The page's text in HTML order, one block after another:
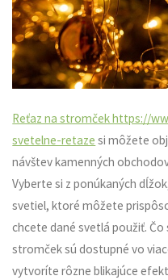
Reťaz na stromček https://
svetelne-retaze si môžete
návštev kamenných
Vyberte si z ponúkaných
svetiel, ktoré môžete
chcete dané svetlá použiť.
stromček sú dostupné vo
vytvoríte rôzne blikajúce